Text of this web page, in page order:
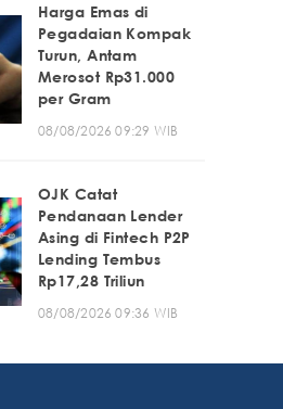
Harga Emas di
Pegadaian Kompak
Turun, Antam
Merosot Rp31.000
per Gram
08/08/2026 09:29 WIB
OJK Catat
Pendanaan Lender
Asing di Fintech P2P
Lending Tembus
Rp17,28 Triliun
08/08/2026 09:36 WIB